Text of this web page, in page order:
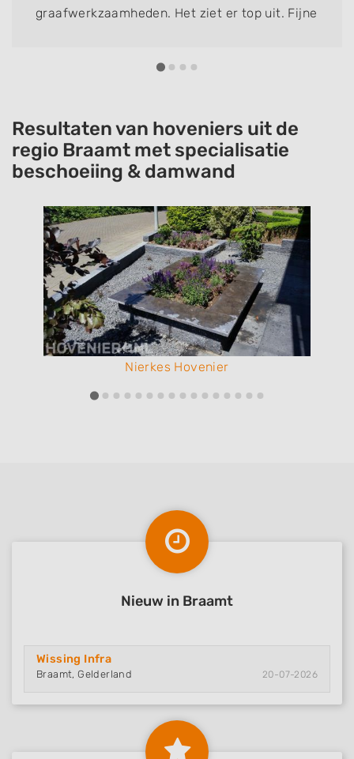
graafwerkzaamheden. Het ziet er top uit. Fijne
Resultaten van hoveniers uit de
regio Braamt met specialisatie
beschoeiing & damwand
Nierkes Hovenier
Nieuw in Braamt
Wissing Infra
Braamt, Gelderland 20-07-2026